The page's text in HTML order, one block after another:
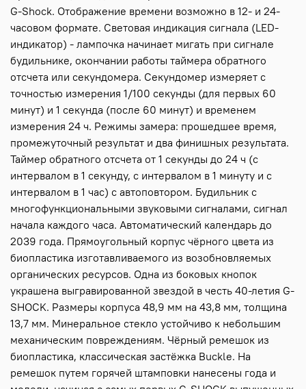
G-Shock. Отображение времени возможно в 12- и 24-
часовом формате. Световая индикация сигнала (LED-
индикатор) - лампочка начинает мигать при сигнале
будильнике, окончании работы таймера обратного
отсчета или секундомера. Секундомер измеряет с
точностью измерения 1/100 секунды (для первых 60
минут) и 1 секунда (после 60 минут) и временем
измерения 24 ч. Режимы замера: прошедшее время,
промежуточный результат и два финишных результата.
Таймер обратного отсчета от 1 секунды до 24 ч (с
интервалом в 1 секунду, с интервалом в 1 минуту и с
интервалом в 1 час) с автоповтором. Будильник с
многофункциональными звуковыми сигналами, сигнал
начала каждого часа. Автоматический календарь до
2039 года. Прямоугольный корпус чёрного цвета из
биопластика изготавливаемого из возобновляемых
органических ресурсов. Одна из боковых кнопок
украшена выгравированной звездой в честь 40-летия G-
SHOCK. Размеры корпуса 48,9 мм на 43,8 мм, толщина
13,7 мм. Минеральное стекло устойчиво к небольшим
механическим повреждениям. Чёрный ремешок из
биопластика, классическая застёжка Buckle. На
ремешок путем горячей штамповки нанесены года и